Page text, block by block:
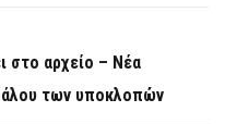
στο αρχείο – Νέα
των υποκλοπών